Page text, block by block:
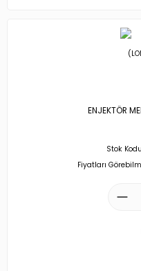
ENJEKTÖR
Stok
Fiyatları